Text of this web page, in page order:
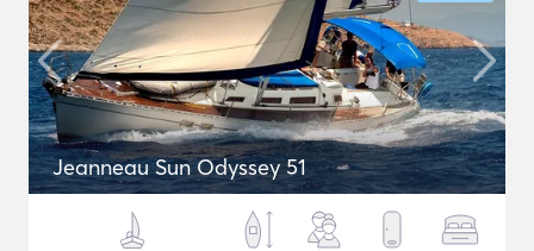
Jeanneau Sun Odyssey 51